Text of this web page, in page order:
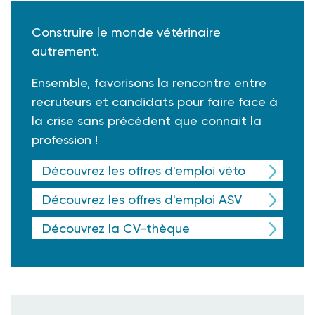
Construire le monde vétérinaire
autrement.
Ensemble, favorisons la rencontre entre
recruteurs et candidats pour faire face à
la crise sans précédent que connait la
profession !
Découvrez les offres d'emploi véto
Découvrez les offres d'emploi ASV
Découvrez la CV-thèque